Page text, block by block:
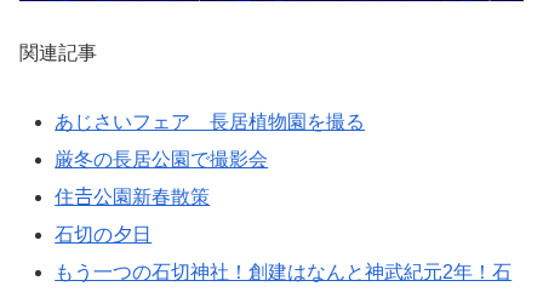
関連記事
あじさいフェア 長居植物園を撮る
厳冬の長居公園で撮影会
住𠮷公園新春散策
石切の夕日
もう一つの石切神社！創建はなんと神武紀元2年！石